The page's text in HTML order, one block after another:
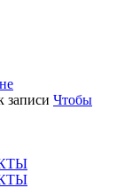
записи Чтобы